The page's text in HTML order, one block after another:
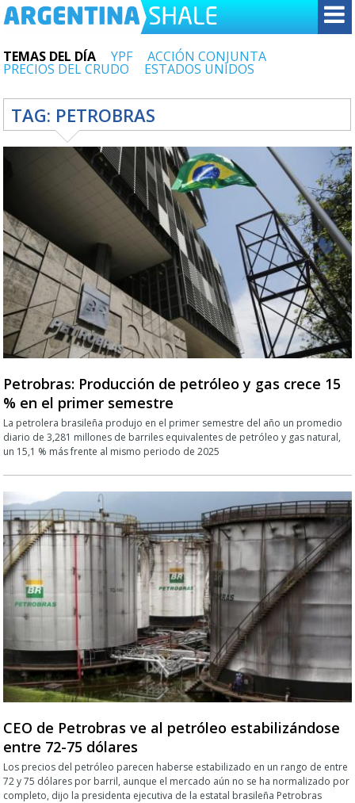
TEMAS DEL DÍA YPF ACCIÓN CONJUNTA
PRECIOS DEL CRUDO ESTADOS UNIDOS
TAG: PETROBRAS
Petrobras: Producción de petróleo y gas crece 15
% en el primer semestre
La petrolera brasileña produjo en el primer semestre del año un promedio
diario de 3,281 millones de barriles equivalentes de petróleo y gas natural,
un 15,1 % más frente al mismo periodo de 2025
CEO de Petrobras ve al petróleo estabilizándose
entre 72-75 dólares
Los precios del petróleo parecen haberse estabilizado en un rango de entre
72 y 75 dólares por ‌barril, aunque el mercado aún no se ha normalizado por
completo, dijo la presidenta ejecutiva de la estatal brasileña Petrobras